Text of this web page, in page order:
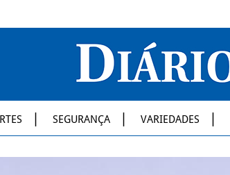
SEGURANÇA VARIEDADES